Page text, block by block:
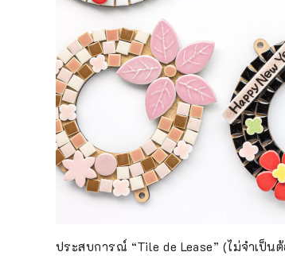
ประสบการณ์ “Tile de Lease” (ไม่จำเป็น